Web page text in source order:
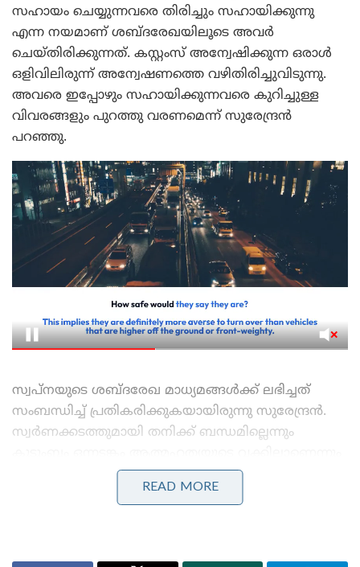
സഹായം ചെയ്യുന്നവരെ തിരിച്ചും സഹായിക്കുന്നു
എന്ന നയമാണ് ശബ്ദരേഖയിലൂടെ അവര്‍
ചെയ്തിരിക്കുന്നത്. കസ്റ്റംസ് അന്വേഷിക്കുന്ന ഒരാള്‍
ഒളിവിലിരുന്ന് അന്വേഷണത്തെ വഴിതിരിച്ചുവിടുന്നു.
അവരെ ഇപ്പോഴും സഹായിക്കുന്നവരെ കുറിച്ചുള്ള
വിവരങ്ങളും പുറത്തു വരണമെന്ന് സുരേന്ദ്രന്‍
പറഞ്ഞു.
സ്വപ്‌നയുടെ ശബ്ദരേഖ മാധ്യമങ്ങള്‍ക്ക് ലഭിച്ചത്
സംബന്ധിച്ച് പ്രതികരിക്കുകയായിരുന്നു സുരേന്ദ്രന്‍.
സ്വര്‍ണക്കടത്തുമായി തനിക്ക് ബന്ധമില്ലെന്നും
ചാനലുകള്‍ക്ക് നല്‍കിയ ശബ്ദരേഖയില്‍ പറയുന്നു.
എനിക്ക് ആകെക്കൂടിയുള്ള ഒരേയൊരു
ക്ലിയര്‍ ചെയ്യണേ എന്നു പറഞ്ഞു. പിന്നീടുണ്ടായ ഒരു
READ MORE